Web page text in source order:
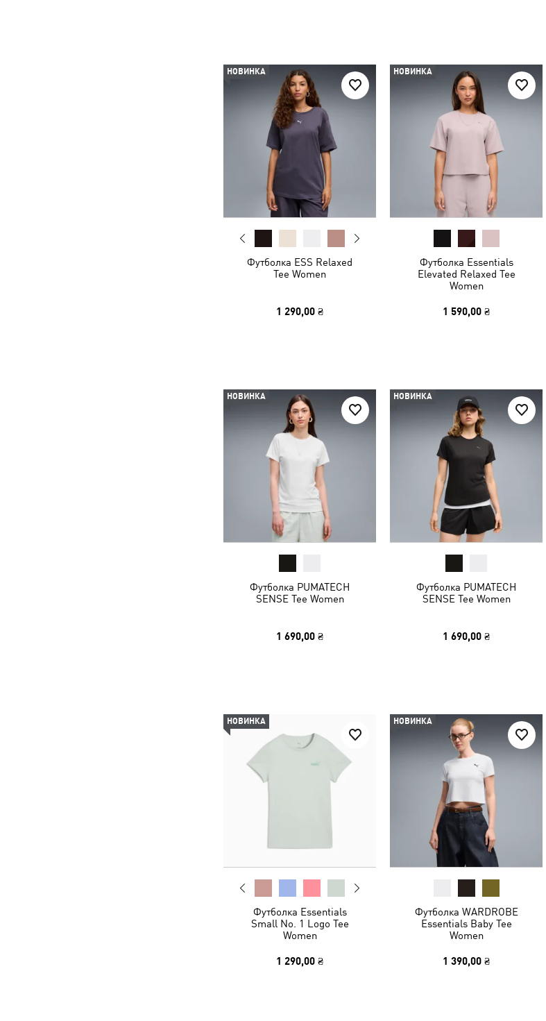
НОВИНКА
Футболка ESS Relaxed
Tee Women
1 290,00 ₴
НОВИНКА
Футболка Essentials
Elevated Relaxed Tee
Women
1 590,00 ₴
НОВИНКА
Футболка PUMATECH
SENSE Tee Women
1 690,00 ₴
НОВИНКА
Футболка PUMATECH
SENSE Tee Women
1 690,00 ₴
НОВИНКА
Футболка Essentials
Small No. 1 Logo Tee
Women
1 290,00 ₴
НОВИНКА
Футболка WARDROBE
Essentials Baby Tee
Women
1 390,00 ₴